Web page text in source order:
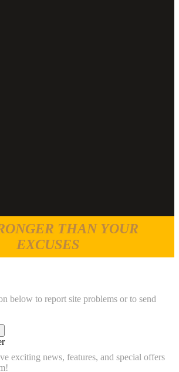
THAN YOUR
EXCUSES
below to report site problems or to send
exciting news, features, and special offers